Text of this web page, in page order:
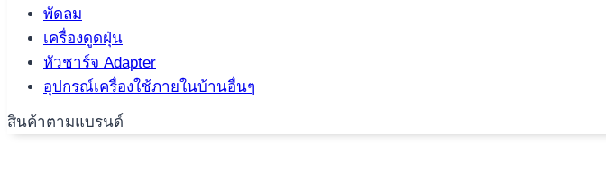
พัดลม
เครื่องดูดฝุ่น
หัวชาร์จ Adapter
อุปกรณ์เครื่องใช้ภายในบ้านอื่นๆ
สินค้าตามแบรนด์